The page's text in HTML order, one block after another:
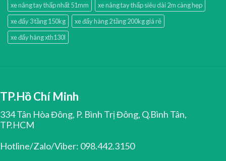
xe nâng tay thấp nhất 51mm
xe nâng tay thấp siêu dài 2m càng hẹp
xe đẩy 3 tầng 150kg
xe đẩy hàng 2 tầng 200kg giá rẻ
xe đẩy hàng xth130l
TP.Hồ Chí Minh
334 Tân Hòa Đông, P. Bình Trị Đông, Q.Bình Tân,
TP.HCM
Hotline/Zalo/Viber: 098.442.3150